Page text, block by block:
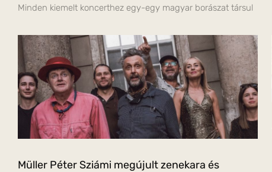
Minden kiemelt koncerthez egy-egy magyar borászat társul
Müller Péter Sziámi megújult zenekara és